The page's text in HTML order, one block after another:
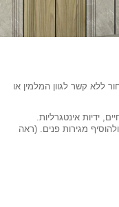
ללא קשר לגוון המלמין או
ידיות אינטגרליות.
מגירות פנים. (ראה